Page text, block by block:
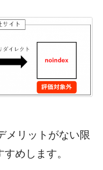
メリットがない限
めします。